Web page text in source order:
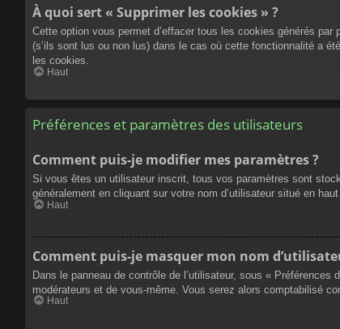
À quoi sert « Supprimer les cookies » ?
Cette option vous permet d’effacer tous les cookies générés
(s’ils sont lus ou non lus) dans le cas où cette fonctionnalité a
les cookies.
Haut
Préférences et paramètres des utilisateurs
Comment puis-je modifier mes paramètres ?
Si vous êtes un utilisateur inscrit, tous vos paramètres sont
généralement en cliquant sur votre nom d’utilisateur situé en
Haut
Comment puis-je masquer mon nom
Dans le panneau de contrôle de l’utilisateur, sous «
modérateurs et de vous-même. Vous serez alors comptabilisé
Haut